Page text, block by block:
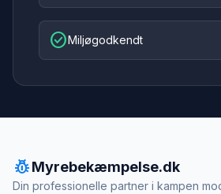
check_circleMiljøgodkendt
pest_controlMyrebekæmpelse.dk
Din professionelle partner i kampen